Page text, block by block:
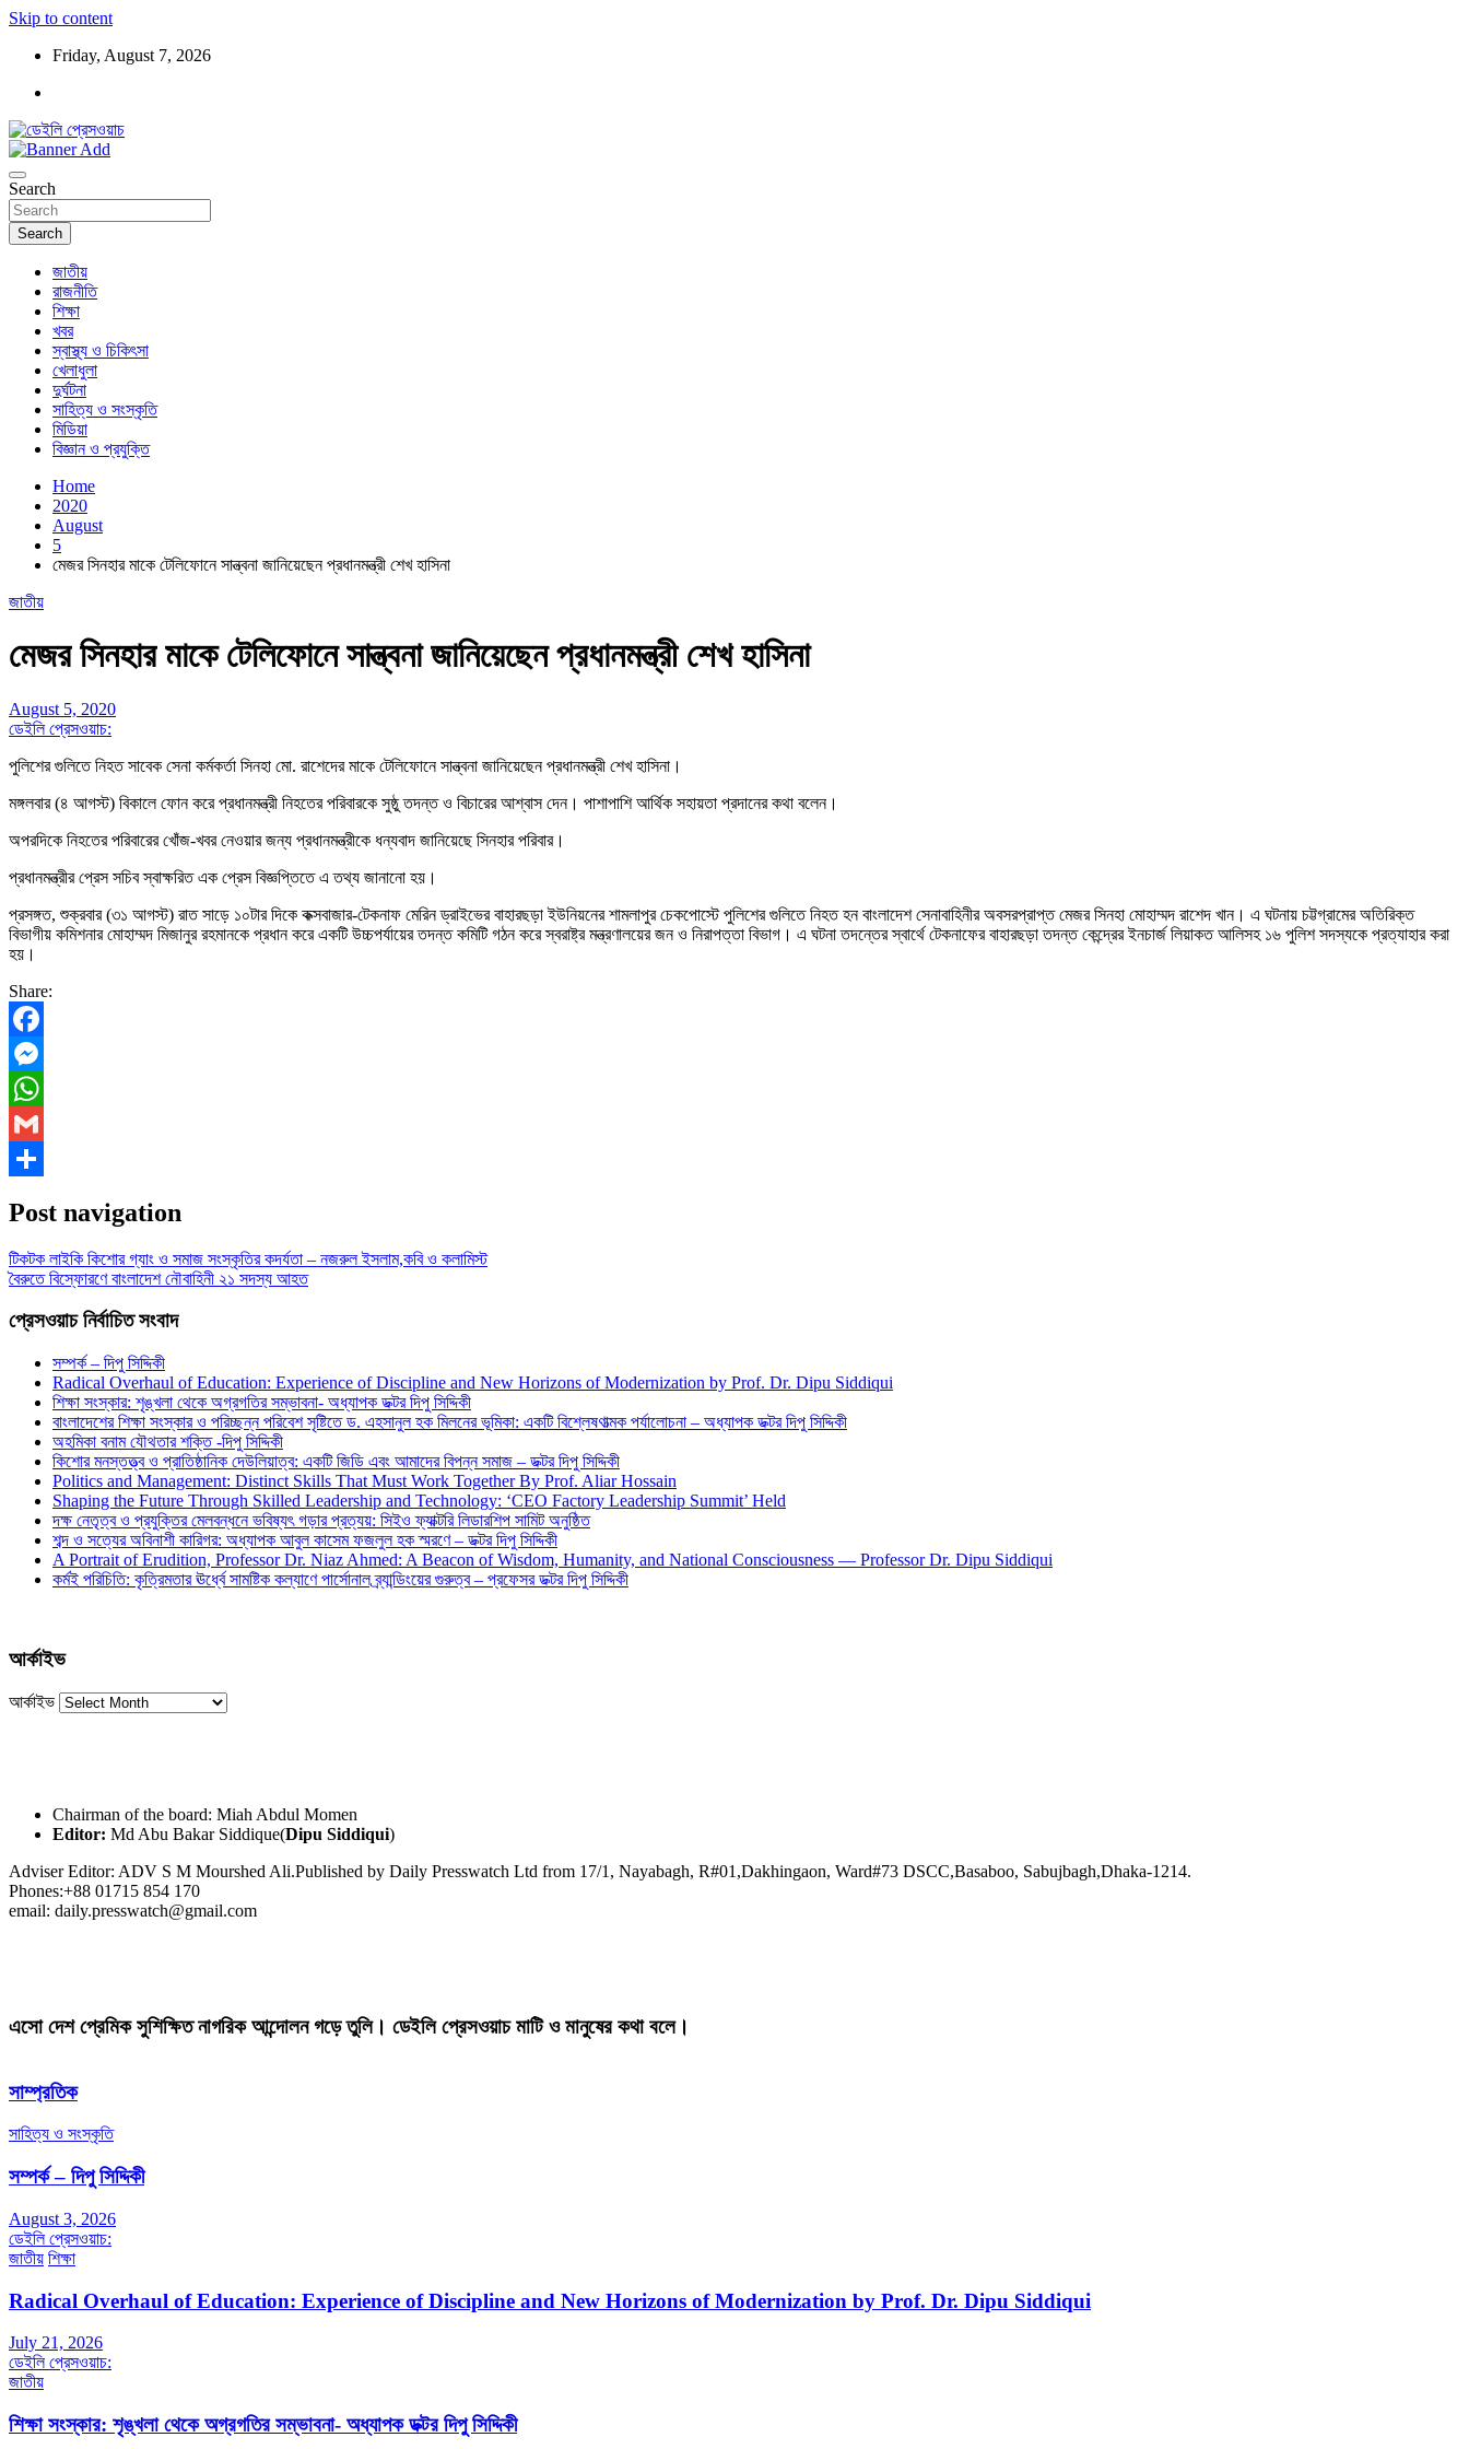
Skip to content
Friday, August 7, 2026
ডেইলি প্রেসওয়াচ
Search
Search
জাতীয়
রাজনীতি
শিক্ষা
খবর
স্বাস্থ্য ও চিকিৎসা
খেলাধুলা
দুর্ঘটনা
সাহিত্য ও সংস্কৃতি
মিডিয়া
বিজ্ঞান ও প্রযুক্তি
Home
2020
August
5
মেজর সিনহার মাকে টেলিফোনে সান্ত্বনা জানিয়েছেন প্রধানমন্ত্রী শেখ হাসিনা
জাতীয়
মেজর সিনহার মাকে টেলিফোনে সান্ত্বনা জানিয়েছেন প্রধানমন্ত্রী শেখ হাসিনা
August 5, 2020
ডেইলি প্রেসওয়াচ:
পুলিশের গুলিতে নিহত সাবেক সেনা কর্মকর্তা সিনহা মো. রাশেদের মাকে টেলিফোনে সান্ত্বনা জানিয়েছেন প্রধানমন্ত্রী শেখ হাসিনা।
মঙ্গলবার (৪ আগস্ট) বিকালে ফোন করে প্রধানমন্ত্রী নিহতের পরিবারকে সুষ্ঠু তদন্ত ও বিচারের আশ্বাস দেন। পাশাপাশি আর্থিক সহায়তা প্রদানের কথা বলেন।
অপরদিকে নিহতের পরিবারের খোঁজ-খবর নেওয়ার জন্য প্রধানমন্ত্রীকে ধন্যবাদ জানিয়েছে সিনহার পরিবার।
প্রধানমন্ত্রীর প্রেস সচিব স্বাক্ষরিত এক প্রেস বিজ্ঞপ্তিতে এ তথ্য জানানো হয়।
প্রসঙ্গত, শুক্রবার (৩১ আগস্ট) রাত সাড়ে ১০টার দিকে কক্সবাজার-টেকনাফ মেরিন ড্রাইভের বাহারছড়া ইউনিয়নের শামলাপুর চেকপোস্টে পুলিশের গুলিতে নিহত হন বাংলাদেশ সেনাবাহিনীর অবসরপ্রাপ্ত মেজর সিনহা মোহাম্মদ রাশেদ খান। এ ঘটনায় চট্টগ্রামের অতিরিক্ত
বিভাগীয় কমিশনার মোহাম্মদ মিজানুর রহমানকে প্রধান করে একটি উচ্চপর্যায়ের তদন্ত কমিটি গঠন করে স্বরাষ্ট্র মন্ত্রণালয়ের জন ও নিরাপত্তা বিভাগ। এ ঘটনা তদন্তের স্বার্থে টেকনাফের বাহারছড়া তদন্ত কেন্দ্রের ইনচার্জ লিয়াকত আলিসহ ১৬ পুলিশ সদস্যকে প্রত্যাহার করা
হয়।
Share:
Facebook
Messenger
WhatsApp
Gmail
Post navigation
টিকটক লাইকি কিশোর গ্যাং ও সমাজ সংস্কৃতির কদর্যতা – নজরুল ইসলাম,কবি ও কলামিস্ট
বৈরুতে বিস্ফোরণে বাংলাদেশ নৌবাহিনী ২১ সদস্য আহত
প্রেসওয়াচ নির্বাচিত সংবাদ
সম্পর্ক – দিপু সিদ্দিকী
Radical Overhaul of Education: Experience of Discipline and New Horizons of Modernization by Prof. Dr. Dipu Siddiqui
শিক্ষা সংস্কার: শৃঙ্খলা থেকে অগ্রগতির সম্ভাবনা- অধ্যাপক ডক্টর দিপু সিদ্দিকী
বাংলাদেশের শিক্ষা সংস্কার ও পরিচ্ছন্ন পরিবেশ সৃষ্টিতে ড. এহসানুল হক মিলনের ভূমিকা: একটি বিশ্লেষণাত্মক পর্যালোচনা – অধ্যাপক ডক্টর দিপু সিদ্দিকী
অহমিকা বনাম যৌথতার শক্তি -দিপু সিদ্দিকী
কিশোর মনস্তত্ত্ব ও প্রাতিষ্ঠানিক দেউলিয়াত্ব: একটি জিডি এবং আমাদের বিপন্ন সমাজ – ডক্টর দিপু সিদ্দিকী
Politics and Management: Distinct Skills That Must Work Together By Prof. Aliar Hossain
Shaping the Future Through Skilled Leadership and Technology: ‘CEO Factory Leadership Summit’ Held
দক্ষ নেতৃত্ব ও প্রযুক্তির মেলবন্ধনে ভবিষ্যৎ গড়ার প্রত্যয়: সিইও ফ্যাক্টরি লিডারশিপ সামিট অনুষ্ঠিত
শব্দ ও সত্যের অবিনাশী কারিগর: অধ্যাপক আবুল কাসেম ফজলুল হক স্মরণে – ডক্টর দিপু সিদ্দিকী
A Portrait of Erudition, Professor Dr. Niaz Ahmed: A Beacon of Wisdom, Humanity, and National Consciousness — Professor Dr. Dipu Siddiqui
কর্মই পরিচিতি: কৃত্রিমতার ঊর্ধ্বে সামষ্টিক কল্যাণে পার্সোনাল ব্র্যান্ডিংয়ের গুরুত্ব – প্রফেসর ডক্টর দিপু সিদ্দিকী
আর্কাইভ
আর্কাইভ
Chairman of the board: Miah Abdul Momen
Editor: Md Abu Bakar Siddique(Dipu Siddiqui)
Adviser Editor: ADV S M Mourshed Ali.Published by Daily Presswatch Ltd from 17/1, Nayabagh, R#01,Dakhingaon, Ward#73 DSCC,Basaboo, Sabujbagh,Dhaka-1214.
Phones:+88 01715 854 170
email: daily.presswatch@gmail.com
এসো দেশ প্রেমিক সুশিক্ষিত নাগরিক আন্দোলন গড়ে তুলি। ডেইলি প্রেসওয়াচ মাটি ও মানুষের কথা বলে।
সাম্প্রতিক
সাহিত্য ও সংস্কৃতি
সম্পর্ক – দিপু সিদ্দিকী
August 3, 2026
ডেইলি প্রেসওয়াচ:
জাতীয় শিক্ষা
Radical Overhaul of Education: Experience of Discipline and New Horizons of Modernization by Prof. Dr. Dipu Siddiqui
July 21, 2026
ডেইলি প্রেসওয়াচ:
জাতীয়
শিক্ষা সংস্কার: শৃঙ্খলা থেকে অগ্রগতির সম্ভাবনা- অধ্যাপক ডক্টর দিপু সিদ্দিকী